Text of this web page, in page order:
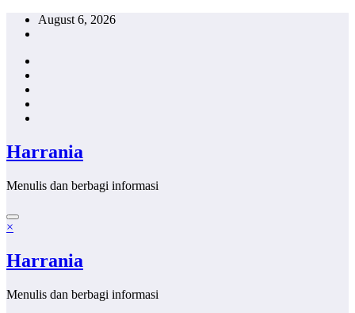
Skip
August 6, 2026
Harrania
Menulis dan berbagi informasi
×
Harrania
Menulis dan berbagi informasi